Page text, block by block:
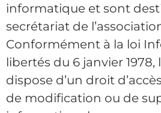
informatique et sont
secrétariat de
Conformément à la loi
libertés du 6 janvier 1978,
dispose d’un droit
de modification ou de